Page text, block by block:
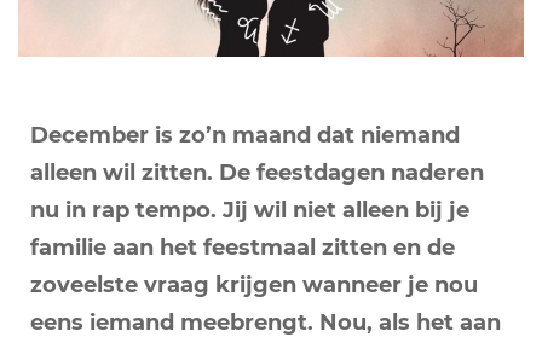
tegenkomen
December is zo’n maand dat niemand
alleen wil zitten. De feestdagen naderen
nu in rap tempo. Jij wil niet alleen bij je
familie aan het feestmaal zitten en de
zoveelste vraag krijgen wanneer je nou
eens iemand meebrengt. Nou, als het aan